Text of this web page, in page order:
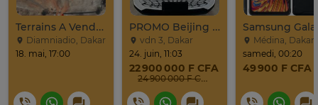
Terrains A Vendre / Emeral Prime City De Diamniadio
Diamniadio, Dakar
18. mai, 17:00
PROMO Beijing X7 / 2025
vdn 3, Dakar
24. juin, 11:03
22 900 000 F CFA
24 900 000 F CFA
Médina, Dakar
samedi, 00:20
49 900 F CFA